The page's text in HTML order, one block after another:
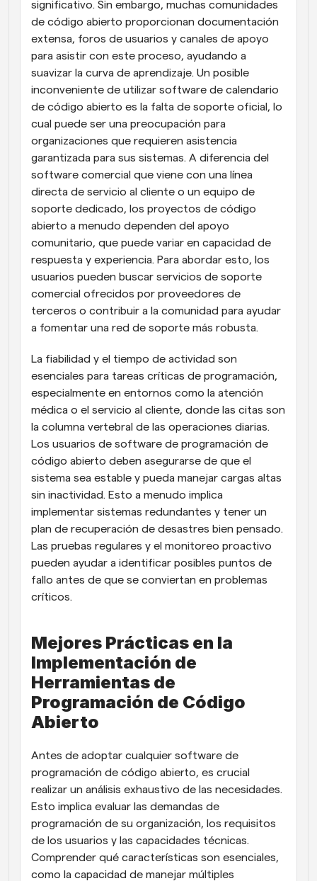
significativo. Sin embargo, muchas comunidades
de código abierto proporcionan documentación
extensa, foros de usuarios y canales de apoyo
para asistir con este proceso, ayudando a
suavizar la curva de aprendizaje. Un posible
inconveniente de utilizar software de calendario
de código abierto es la falta de soporte oficial, lo
cual puede ser una preocupación para
organizaciones que requieren asistencia
garantizada para sus sistemas. A diferencia del
software comercial que viene con una línea
directa de servicio al cliente o un equipo de
soporte dedicado, los proyectos de código
abierto a menudo dependen del apoyo
comunitario, que puede variar en capacidad de
respuesta y experiencia. Para abordar esto, los
usuarios pueden buscar servicios de soporte
comercial ofrecidos por proveedores de
terceros o contribuir a la comunidad para ayudar
a fomentar una red de soporte más robusta.
La fiabilidad y el tiempo de actividad son
esenciales para tareas críticas de programación,
especialmente en entornos como la atención
médica o el servicio al cliente, donde las citas son
la columna vertebral de las operaciones diarias.
Los usuarios de software de programación de
código abierto deben asegurarse de que el
sistema sea estable y pueda manejar cargas altas
sin inactividad. Esto a menudo implica
implementar sistemas redundantes y tener un
plan de recuperación de desastres bien pensado.
Las pruebas regulares y el monitoreo proactivo
pueden ayudar a identificar posibles puntos de
fallo antes de que se conviertan en problemas
críticos.
Mejores Prácticas en la
Implementación de
Herramientas de
Programación de Código
Abierto
Antes de adoptar cualquier software de
programación de código abierto, es crucial
realizar un análisis exhaustivo de las necesidades.
Esto implica evaluar las demandas de
programación de su organización, los requisitos
de los usuarios y las capacidades técnicas.
Comprender qué características son esenciales,
como la capacidad de manejar múltiples